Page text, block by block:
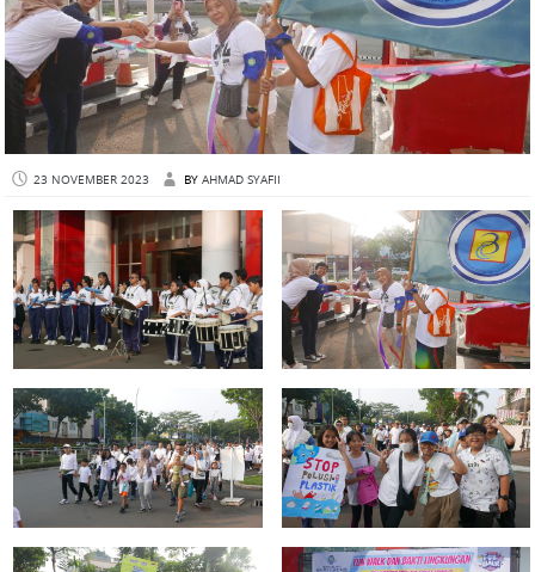
23 NOVEMBER 2023 BY AHMAD SYAFII